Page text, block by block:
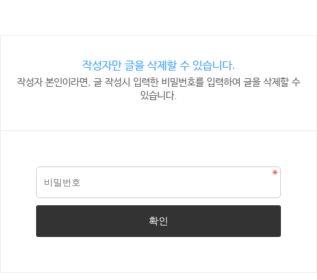
작성자만 글을 삭제할 수 있습니다.
작성자 본인이라면, 글 작성시 입력한 비밀번호를 입력하여 글을 삭제할 수
있습니다.